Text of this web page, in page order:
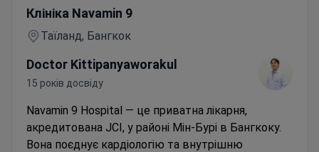
Клініка Navamin 9
Таїланд, Бангкок
Doctor Kittipanyaworakul
15 років досвіду
Navamin 9 Hospital — це приватна лікарня,
акредитована JCI, у районі Мін-Бурі в Бангкоку.
Вона поєднує кардіологію та внутрішню